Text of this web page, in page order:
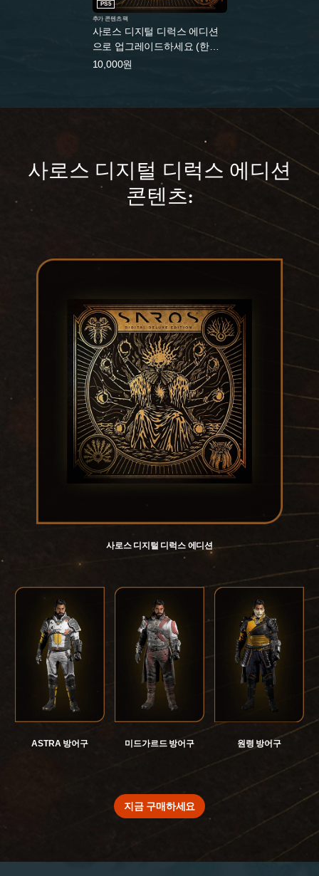
사로스 디지털 디럭스 에디션
으로 업그레이드하세요 (한국
어판)
PS5
추가 콘텐츠 팩
10,000원
사로스 디지털 디럭스 에디션
콘텐츠:
사로스 디지털 디럭스 에디션
ASTRA 방어구 미드가르드 방어구 원령 방어구
지금 구매하세요